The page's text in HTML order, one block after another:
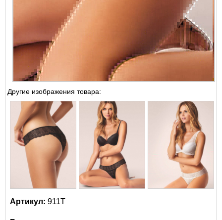
Другие изображения товара:
Артикул: 911Т